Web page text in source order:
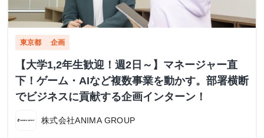
東京都 企画
【大学1,2年生歓迎！週2日～】マネージャー直
下！ゲーム・AIなど複数事業を動かす。部署横断
でビジネスに貢献する企画インターン！
株式会社ANIMA GROUP